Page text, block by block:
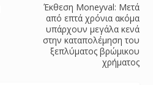
Έκθεση Moneyval: Μετά
από επτά χρόνια ακόμα
υπάρχουν μεγάλα κενά
στην καταπολέμηση του
ξεπλύματος βρώμικου
χρήματος